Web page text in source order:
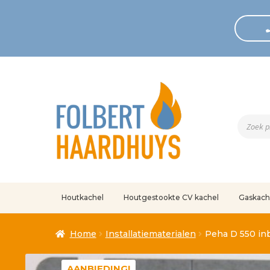
zoeken
Houtkachel Houtgestookte CV kachel
Home Installatiematerialen Peha D 550